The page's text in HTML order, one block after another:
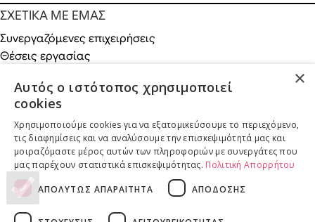
ΣΧΕΤΙΚΑ ΜΕ ΕΜΑΣ
Συνεργαζόμενες επιχειρήσεις
Θέσεις εργασίας
Κοινωνικές δράσεις
ONLINE ΑΓΟΡΕΣ
Επιστροφές προϊόντων
Παραδόσεις προϊόντων
×
Αυτός ο ιστότοπος χρησιμοποιεί
cookies
Χρησιμοποιούμε cookies για να εξατομικεύσουμε το περιεχόμενο,
τις διαφημίσεις και να αναλύσουμε την επισκεψιμότητά μας και
μοιραζόμαστε μέρος αυτών των πληροφοριών με συνεργάτες που
μας παρέχουν στατιστικά επισκεψιμότητας. Πολιτική Απορρήτου
ΑΠΟΛΥΤΩΣ ΑΠΑΡΑΙΤΗΤΑ ΑΠΟΔΟΣΗΣ